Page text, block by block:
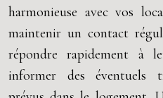
harmonieuse avec vos
maintenir un contact
répondre rapidement à
informer des éventuels